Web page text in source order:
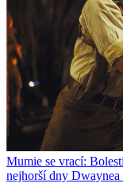
Mumie se vrací:
nejhorší dny Dwaynea